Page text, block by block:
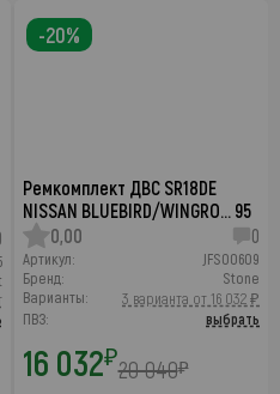
Ремкомплект ДВС SR18DE
NISSAN BLUEBIRD/WINGRO… 95
0,00
0
Артикул:
JFS00609
Бренд:
Stone
Варианты:
3 варианта от 16 032 ₽
ПВЗ:
выбрать
16 032₽20 040₽
-20%